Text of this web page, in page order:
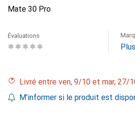
Mate 30 Pro
Évaluations
Livré entre ven, 9/10 et mar, 27/
M'informer si le produit est